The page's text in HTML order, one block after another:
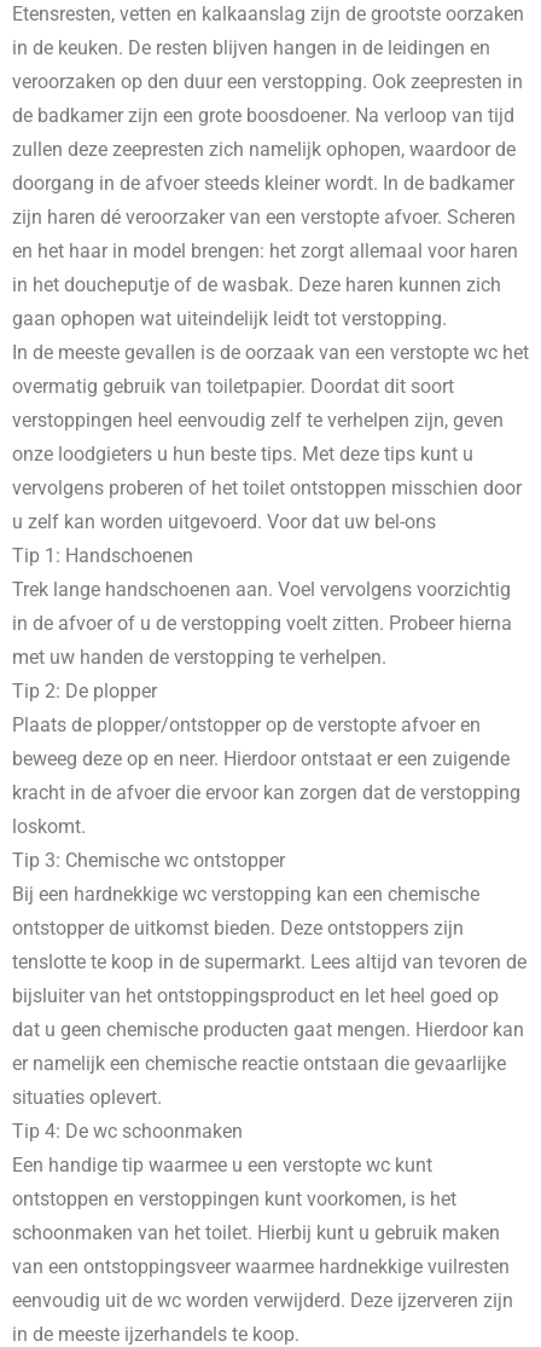
Etensresten, vetten en kalkaanslag zijn de grootste oorzaken
in de keuken. De resten blijven hangen in de leidingen en
veroorzaken op den duur een verstopping. Ook zeepresten in
de badkamer zijn een grote boosdoener. Na verloop van tijd
zullen deze zeepresten zich namelijk ophopen, waardoor de
doorgang in de afvoer steeds kleiner wordt. In de badkamer
zijn haren dé veroorzaker van een verstopte afvoer. Scheren
en het haar in model brengen: het zorgt allemaal voor haren
in het doucheputje of de wasbak. Deze haren kunnen zich
gaan ophopen wat uiteindelijk leidt tot verstopping.
In de meeste gevallen is de oorzaak van een verstopte wc het
overmatig gebruik van toiletpapier. Doordat dit soort
verstoppingen heel eenvoudig zelf te verhelpen zijn, geven
onze loodgieters u hun beste tips. Met deze tips kunt u
vervolgens proberen of het toilet ontstoppen misschien door
u zelf kan worden uitgevoerd. Voor dat uw bel-ons
Tip 1: Handschoenen
Trek lange handschoenen aan. Voel vervolgens voorzichtig
in de afvoer of u de verstopping voelt zitten. Probeer hierna
met uw handen de verstopping te verhelpen.
Tip 2: De plopper
Plaats de plopper/ontstopper op de verstopte afvoer en
beweeg deze op en neer. Hierdoor ontstaat er een zuigende
kracht in de afvoer die ervoor kan zorgen dat de verstopping
loskomt.
Tip 3: Chemische wc ontstopper
Bij een hardnekkige wc verstopping kan een chemische
ontstopper de uitkomst bieden. Deze ontstoppers zijn
tenslotte te koop in de supermarkt. Lees altijd van tevoren de
bijsluiter van het ontstoppingsproduct en let heel goed op
dat u geen chemische producten gaat mengen. Hierdoor kan
er namelijk een chemische reactie ontstaan die gevaarlijke
situaties oplevert.
Tip 4: De wc schoonmaken
Een handige tip waarmee u een verstopte wc kunt
ontstoppen en verstoppingen kunt voorkomen, is het
schoonmaken van het toilet. Hierbij kunt u gebruik maken
van een ontstoppingsveer waarmee hardnekkige vuilresten
eenvoudig uit de wc worden verwijderd. Deze ijzerveren zijn
in de meeste ijzerhandels te koop.